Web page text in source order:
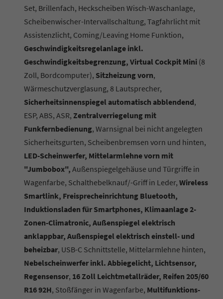
Set, Brillenfach, Heckscheiben Wisch-Waschanlage,
Scheibenwischer-Intervallschaltung, Tagfahrlicht mit
Assistenzlicht, Coming/Leaving Home Funktion,
Geschwindigkeitsregelanlage inkl.
Geschwindigkeitsbegrenzung, Virtual Cockpit Mini (8
Zoll, Bordcomputer), Sitzheizung vorn,
Wärmeschutzverglasung, 8 Lautsprecher,
Sicherheitsinnenspiegel automatisch abblendend,
ESP, ABS, ASR, Zentralverriegelung mit
Funkfernbedienung, Warnsignal bei nicht angelegten
Sicherheitsgurten, Scheibenbremsen vorn und hinten,
LED-Scheinwerfer, Mittelarmlehne vorn mit
"Jumbobox", Außenspiegelgehäuse und Türgriffe in
Wagenfarbe, Schalthebelknauf/-Griff in Leder, Wireless
Smartlink, Freisprecheinrichtung Bluetooth,
Induktionsladen für Smartphones, Klimaanlage 2-
Zonen-Climatronic, Außenspiegel elektrisch
anklappbar, Außenspiegel elektrisch einstell- und
beheizbar, USB-C Schnittstelle, Mittelarmlehne hinten,
Nebelscheinwerfer inkl. Abbiegelicht, Lichtsensor,
Regensensor, 16 Zoll Leichtmetallräder, Reifen 205/60
R16 92H, Stoßfänger in Wagenfarbe, Multifunktions-